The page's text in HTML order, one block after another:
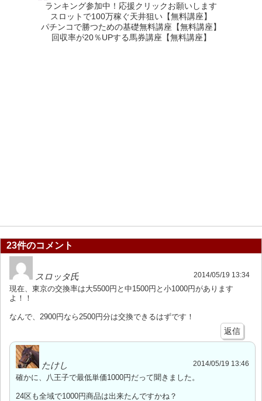
ランキング参加中！応援クリックお願いします
スロットで100万稼ぐ天井狙い【無料講座】
パチンコで勝つための基礎無料講座【無料講座】
回収率が20％UPする馬券講座【無料講座】
23件のコメント
スロッタ氏 2014/05/19 13:34
現在、東京の交換率は大5500円と中1500円と小1000円があります
よ！！
なんで、2900円なら2500円分は交換できるはずです！
返信
たけし 2014/05/19 13:46
確かに、八王子で最低単価1000円だって聞きました。
24区も全域で1000円商品は出来たんですかね？